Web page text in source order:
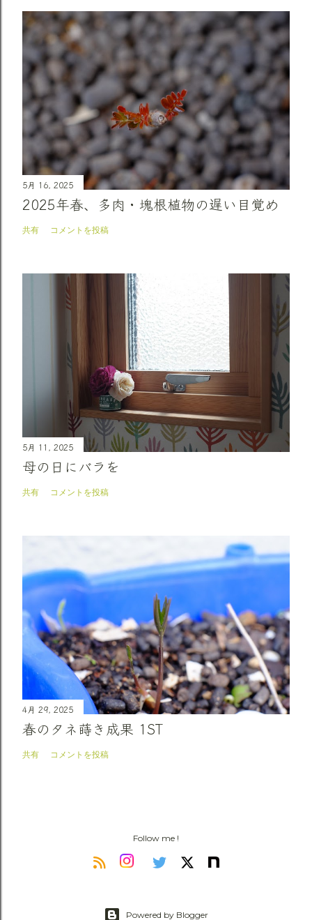
5月 16, 2025
2025年春、多肉・塊根植物の遅い目覚め
共有 コメントを投稿
5月 11, 2025
母の日にバラを
共有 コメントを投稿
4月 29, 2025
春のタネ蒔き成果 1ST
共有 コメントを投稿
Follow me !
Powered by Blogger